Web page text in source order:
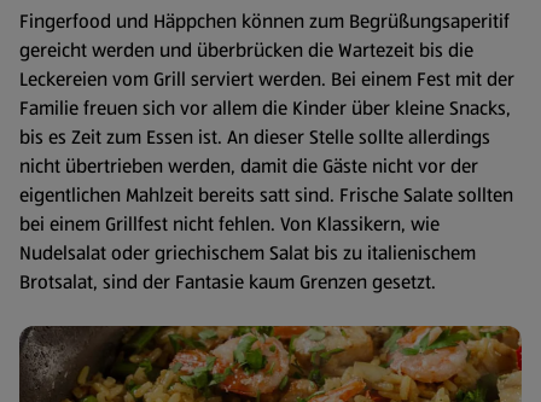
Fingerfood und Häppchen können zum Begrüßungsaperitif
gereicht werden und überbrücken die Wartezeit bis die
Leckereien vom Grill serviert werden. Bei einem Fest mit der
Familie freuen sich vor allem die Kinder über kleine Snacks,
bis es Zeit zum Essen ist. An dieser Stelle sollte allerdings
nicht übertrieben werden, damit die Gäste nicht vor der
eigentlichen Mahlzeit bereits satt sind. Frische Salate sollten
bei einem Grillfest nicht fehlen. Von Klassikern, wie
Nudelsalat oder griechischem Salat bis zu italienischem
Brotsalat, sind der Fantasie kaum Grenzen gesetzt.